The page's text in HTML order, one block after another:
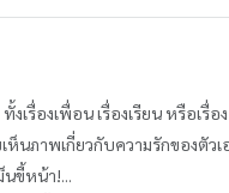
รื่องเพื่อน เรื่องเรียน หรือเรื่อง
นภาพเกี่ยวกับความรักของตัวเ
นขี้หน้า!...